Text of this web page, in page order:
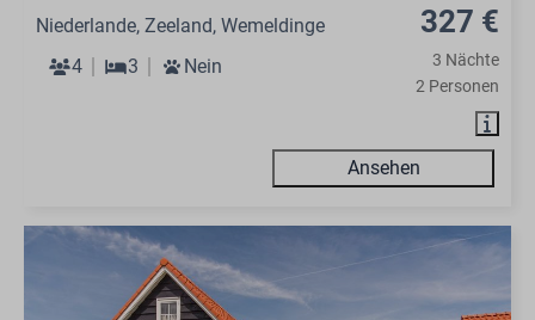
327 €
3 Nächte
2 Personen
Niederlande, Zeeland, Wemeldinge
4
3 Nein
Ansehen